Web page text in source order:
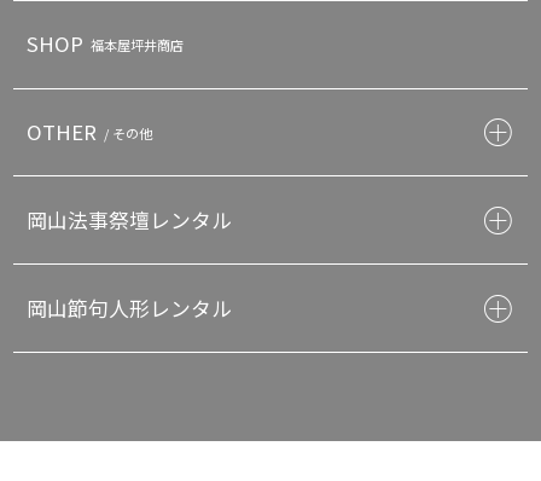
SHOP 福本屋坪井商店
OTHER / その他
岡山法事祭壇レンタル
岡山節句人形レンタル